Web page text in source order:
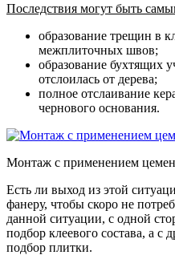
Последствия могут быть
образование трещин в
межплиточных швов;
образование бухтящих
отслоилась от дерева;
полное отслаивание
чернового основания.
Монтаж с применением
Есть ли выход из этой
фанеру, чтобы скоро не
данной ситуации, с одной
подбор клеевого состава, а
подбор плитки.